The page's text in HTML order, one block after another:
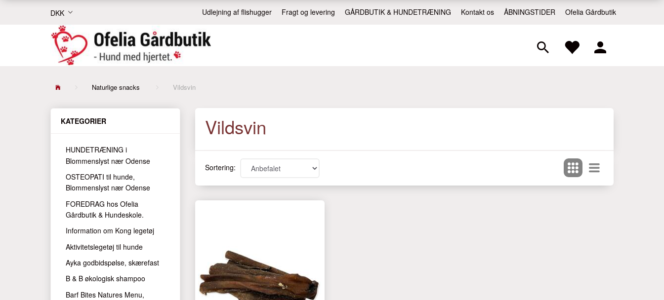
DKK Ofelia Gårdbutik
ÅBNINGSTIDER
Kontakt os
GÅRDBUTIK & HUNDETRÆNING
Fragt og levering
Udlejning af flishugger
Naturlige snacks Vildsvin
KATEGORIER
HUNDETRÆNING i
Blommenslyst nær Odense
OSTEOPATI til hunde,
Blommenslyst nær Odense
FOREDRAG hos Ofelia
Gårdbutik & Hundeskole.
Information om Kong legetøj
Aktivitetslegetøj til hunde
Ayka godbidspølse, skærefast
B & B økologisk shampoo
Barf Bites Natures Menu,
Vildsvin
Sortering: